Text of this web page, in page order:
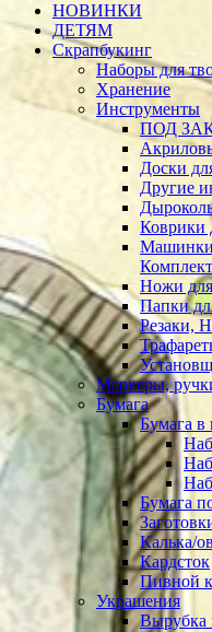
НОВИНКИ
ДЕТЯМ
Скрапбукинг
Наборы для
Хранение
Инструменты
ПОД
Доски
Другие
Коврики
Машинки
Ножи
Папки
Резаки,
Маркеры,
Бумага
Бумага в
Бумага
Калька/
Кардсток
Пивной
Украшения
Вырубка